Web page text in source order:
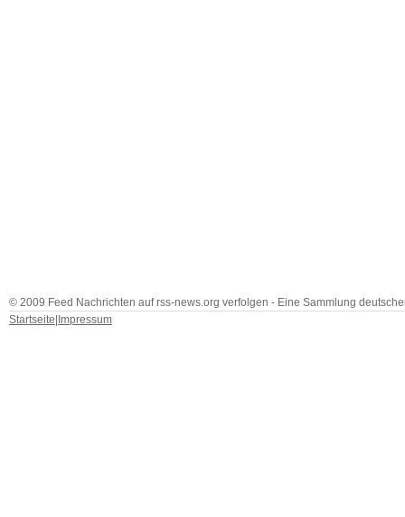
© 2009 Feed Nachrichten auf rss-news.org verfolgen - Eine Sammlung
Startseite Impressum